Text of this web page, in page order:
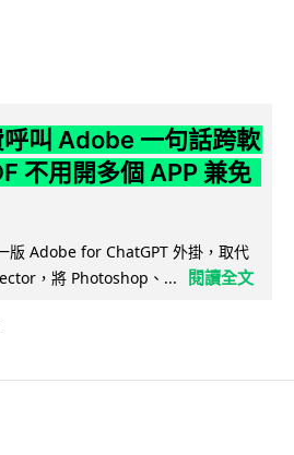
叫 Adobe 一句話跨軟
不用開多個 APP 兼免
版 Adobe for ChatGPT 外掛，取代
，將 Photoshop、...
閱讀全文